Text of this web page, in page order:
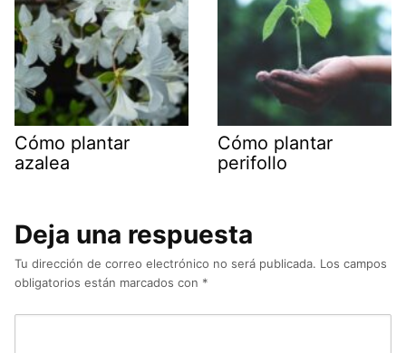
Cómo plantar
azalea
Cómo plantar
perifollo
Deja una respuesta
Tu dirección de correo electrónico no será publicada. Los campos
obligatorios están marcados con *